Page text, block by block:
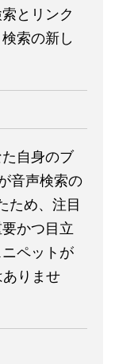
とリンク
索の新し
自身のブ
音声検索の
ため、注目
かつ目立
ペットが
りませ